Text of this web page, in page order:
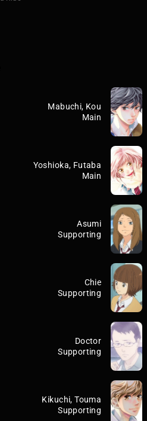
Mabuchi, Kou
Main
Yoshioka, Futaba
Main
Asumi
Supporting
Chie
Supporting
Doctor
Supporting
Kikuchi, Touma
Supporting